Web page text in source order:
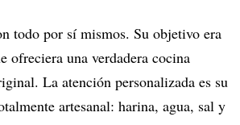
todo por sí mismos. Su objetivo era
ofreciera una verdadera cocina
La atención personalizada es su
artesanal: harina, agua, sal y